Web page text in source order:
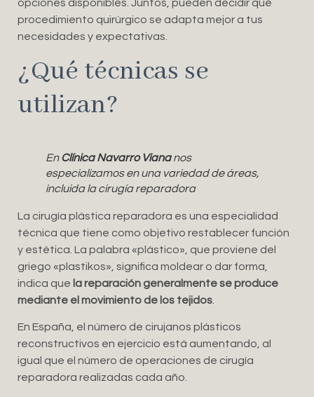
opciones disponibles. Juntos, pueden decidir qué
procedimiento quirúrgico se adapta mejor a tus
necesidades y expectativas.
¿Qué técnicas se
utilizan?
EnClínica Navarro Viananos
especializamos en una variedad de áreas,
incluida la cirugía reparadora
La cirugía plástica reparadora es una especialidad
técnica que tiene como objetivo restablecer función
y estética. La palabra «plástico», que proviene del
griego «plastikos», significa moldear o dar forma,
indica que la reparación generalmente se produce
mediante el movimiento de los tejidos
En España, el número de cirujanos plásticos
reconstructivos en ejercicio está aumentando, al
igual que el número de operaciones de cirugía
reparadora realizadas cada año.